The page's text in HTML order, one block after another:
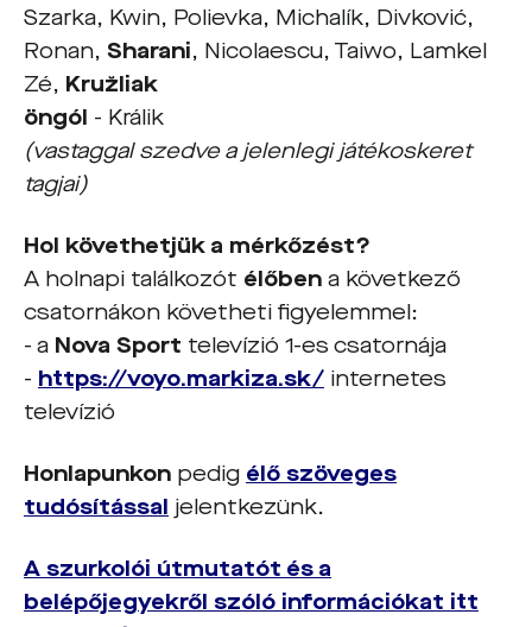
Szarka, Kwin, Polievka, Michalík, Divković,
Ronan, Sharani, Nicolaescu, Taiwo, Lamkel
Zé, Kružliak
öngól - Králik
(vastaggal szedve a jelenlegi játékoskeret
tagjai)
Hol követhetjük a mérkőzést?
A holnapi találkozót élőben a következő
csatornákon követheti figyelemmel:
- a Nova Sport televízió 1-es csatornája
- https://voyo.markiza.sk/ internetes
televízió
Honlapunkon pedig élő szöveges
tudósítással jelentkezünk.
A szurkolói útmutatót és a
belépőjegyekről szóló információkat itt